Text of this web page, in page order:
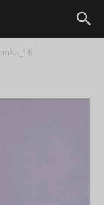
imka_16